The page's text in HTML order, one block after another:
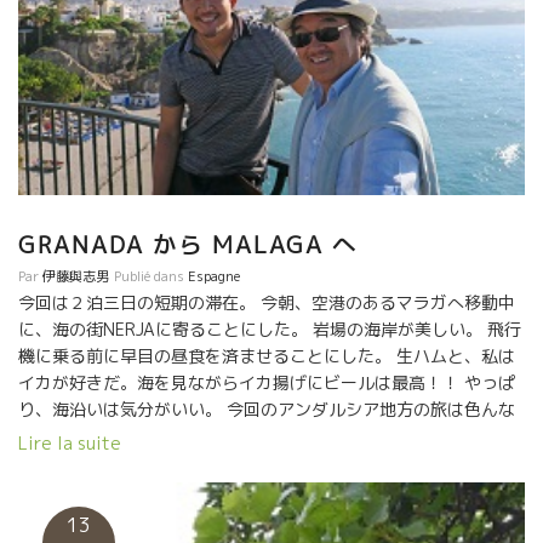
GRANADA から MALAGA へ
Par伊藤與志男 Publié dans Espagne
今回は２泊三日の短期の滞在。 今朝、空港のあるマラガへ移動中
に、海の街NERJAに寄ることにした。 岩場の海岸が美しい。 飛行
機に乗る前に早目の昼食を済ませることにした。 生ハムと、私は
イカが好きだ。海を見ながらイカ揚げにビールは最高！！ やっぱ
り、海沿いは気分がいい。 今回のアンダルシア地方の旅は色んな
意味で充実したものになった。 未来に繋がる出逢いが多かった。
Lire la suite
13